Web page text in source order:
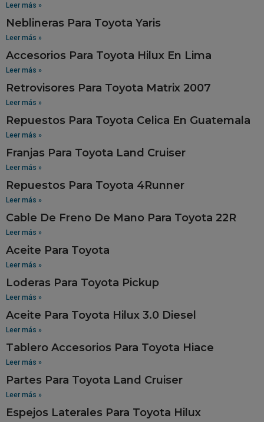
Leer más »
Neblineras Para Toyota Yaris
Leer más »
Accesorios Para Toyota Hilux En Lima
Leer más »
Retrovisores Para Toyota Matrix 2007
Leer más »
Repuestos Para Toyota Celica En Guatemala
Leer más »
Franjas Para Toyota Land Cruiser
Leer más »
Repuestos Para Toyota 4Runner
Leer más »
Cable De Freno De Mano Para Toyota 22R
Leer más »
Aceite Para Toyota
Leer más »
Loderas Para Toyota Pickup
Leer más »
Aceite Para Toyota Hilux 3.0 Diesel
Leer más »
Tablero Accesorios Para Toyota Hiace
Leer más »
Partes Para Toyota Land Cruiser
Leer más »
Espejos Laterales Para Toyota Hilux